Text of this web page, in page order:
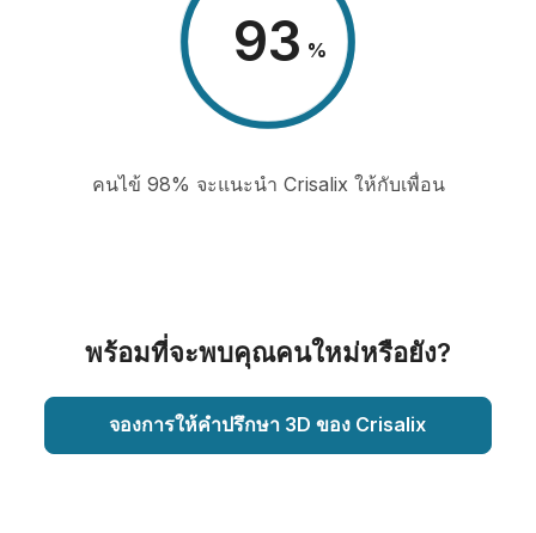
98 %
คนไข้ 98% จะแนะนำ Crisalix ให้กับเพื่อน
พร้อมที่จะพบคุณคนใหม่หรือยัง?
จองการให้คำปรึกษา 3D ของ Crisalix